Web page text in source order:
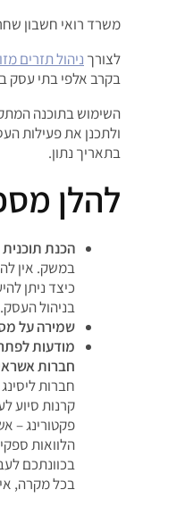
משרד רואי חשבון
לצורך ניהול תזרים
בקרב אלפי בתי עסק
השימוש בתוכנה
ולתכנן את פעילות
בתאריך נתון.
להלן
הכנת
במשק. אין
כיצד ניתן
בניהול העסק.
שמירה על
מודעות
חברות
חברות
קרנות סיוע
פקטורינג –
הלוואות
בכוונתכם
בכל מקרה,